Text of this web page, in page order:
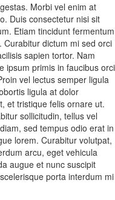
Morbi vel enim at
Duis consectetur nisi sit
Etiam tincidunt fermentum
dictum mi sed orci
sapien tortor. Nam
ipsum primis in faucibus orci
vel lectus semper ligula
ligula at dolor
et tristique felis ornare ut.
sollicitudin, tellus vel
sed tempus odio erat in
lorem. Curabitur volutpat,
arcu, eget vehicula
augue et nunc suscipit
porta interdum mi